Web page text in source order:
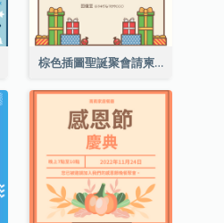
棕色插圖聖誕聚會請柬